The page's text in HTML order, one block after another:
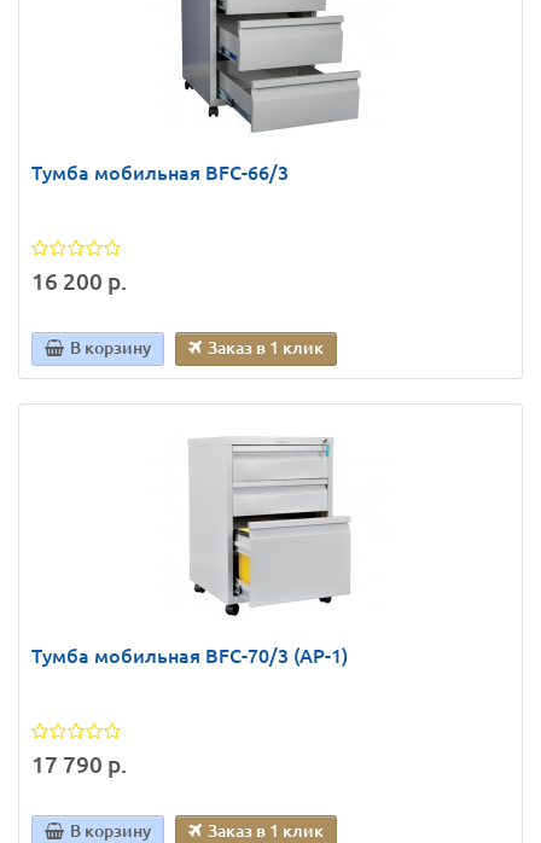
Тумба мобильная BFC-66/3
16 200 р.
В корзину Заказ в 1 клик
Тумба мобильная BFC-70/3 (АР-1)
17 790 р.
В корзину Заказ в 1 клик